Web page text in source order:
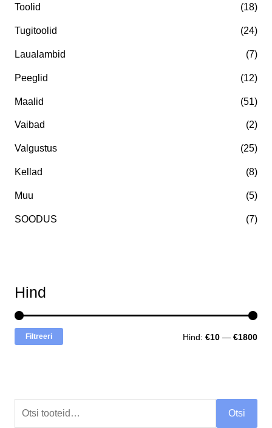
Toolid (18)
Tugitoolid (24)
Laualambid (7)
Peeglid (12)
Maalid (51)
Vaibad (2)
Valgustus (25)
Kellad (8)
Muu (5)
SOODUS (7)
Hind
Filtreeri Hind:€10 —€1800
Otsi